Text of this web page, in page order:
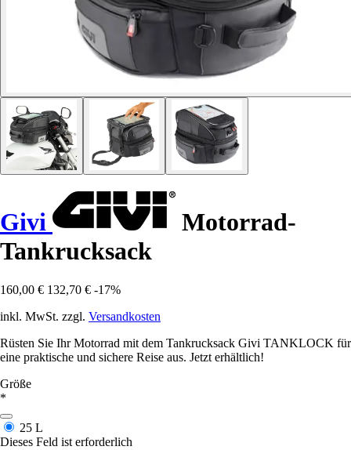
Givi
Motorrad-
Tankrucksack
160,00 € 132,70 € -17%
inkl. MwSt. zzgl. Versandkosten
Rüsten Sie Ihr Motorrad mit dem Tankrucksack Givi TANKLOCK für
eine praktische und sichere Reise aus. Jetzt erhältlich!
Größe
*
25 L
Dieses Feld ist erforderlich